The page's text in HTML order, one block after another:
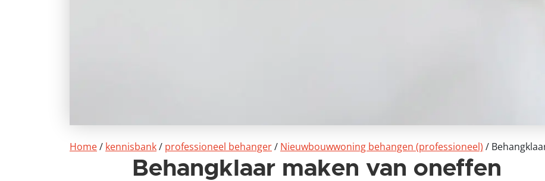
Home/ kennisbank/ professioneel behanger/ Nieuwbouwwoning behangen (professioneel) /
Behangklaar maken van oneffen